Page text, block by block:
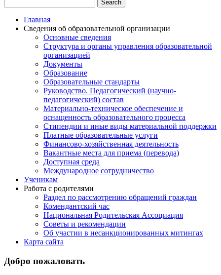
Главная
Сведения об образовательной организации
Основные сведения
Структура и органы управления образовательной
организацией
Документы
Образование
Образовательные стандарты
Руководство. Педагогический (научно-
педагогический) состав
Материально-техническое обеспечение и
оснащенность образовательного процесса
Стипендии и иные виды материальной поддержки
Платные образовательные услуги
Финансово-хозяйственная деятельность
Вакантные места для приема (перевода)
Доступная среда
Международное сотрудничество
Ученикам
Работа с родителями
Раздел по рассмотрению обращений граждан
Комендантский час
Национальная Родительская Ассоциация
Советы и рекомендации
Об участии в несанкционированных митингах
Карта сайта
Добро пожаловать